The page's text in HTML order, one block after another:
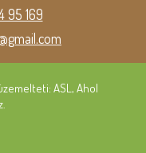
95 169
ASL, Ahol